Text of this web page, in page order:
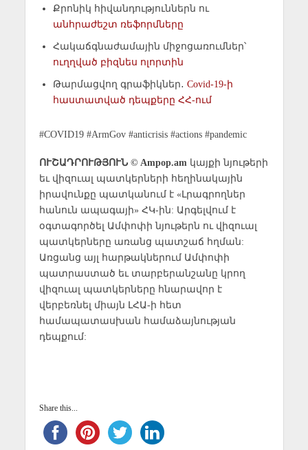
Քրոնիկ հիվանդություններն ու
անհրաժեշտ ռեֆորմները
Հակաճգնաժամային միջոցառումներ՝
ուղղված բիզնես ոլորտին
Թարմացվող գրաֆիկներ․ Covid-19-ի
հաստատված դեպքերը ՀՀ-ում
#COVID19 #ArmGov #anticrisis #actions #pandemic
ՈՒՇԱԴՐՈՒԹՅՈՒՆ © Ampop.am կայքի նյութերի
եւ վիզուալ պատկերների հեղինակային
իրավունքը պատկանում է «Լրագրողներ
հանուն ապագայի» ՀԿ-ին: Արգելվում է
օգտագործել Ամփոփի նյութերն ու վիզուալ
պատկերները առանց պատշաճ հղման:
Առցանց այլ հարթակներում Ամփոփի
պատրաստած եւ տարբերանշանը կրող
վիզուալ պատկերները հնարավոր է
վերբեռնել միայն ԼՀԱ-ի հետ
համապատասխան համաձայնության
դեպքում:
Share this...